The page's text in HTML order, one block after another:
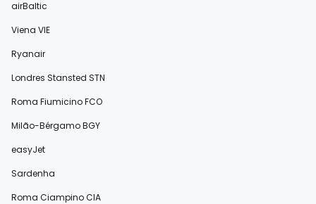
airBaltic
Viena VIE
Ryanair
Londres Stansted STN
Roma Fiumicino FCO
Milão-Bérgamo BGY
easyJet
Sardenha
Roma Ciampino CIA